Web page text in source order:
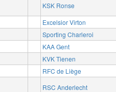
KSK Ronse
Excelsior Virton
Sporting Charleroi
KAA Gent
KVK Tienen
RFC de Liège
RSC Anderlecht